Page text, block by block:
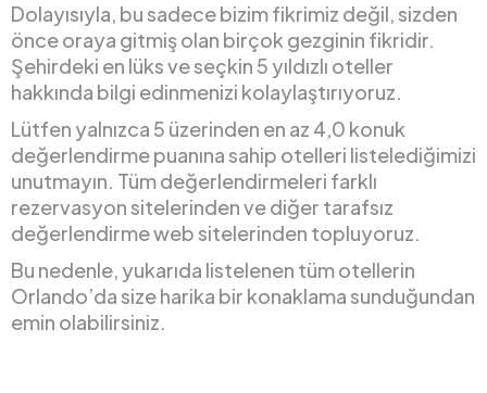
Dolayısıyla, bu sadece bizim fikrimiz değil, sizden
önce oraya gitmiş olan birçok gezginin fikridir.
Şehirdeki en lüks ve seçkin 5 yıldızlı oteller
hakkında bilgi edinmenizi kolaylaştırıyoruz.
Lütfen yalnızca 5 üzerinden en az 4,0 konuk
değerlendirme puanına sahip otelleri listelediğimizi
unutmayın. Tüm değerlendirmeleri farklı
rezervasyon sitelerinden ve diğer tarafsız
değerlendirme web sitelerinden topluyoruz.
Bu nedenle, yukarıda listelenen tüm otellerin
Orlando’da size harika bir konaklama sunduğundan
emin olabilirsiniz.